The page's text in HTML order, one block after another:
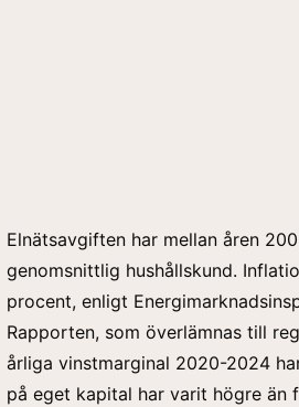
Elnätsavgiften har mellan åren
genomsnittlig hushållskund.
procent, enligt
Rapporten, som överlämnas till
årliga vinstmarginal 2020-2024
på eget kapital har varit högre än